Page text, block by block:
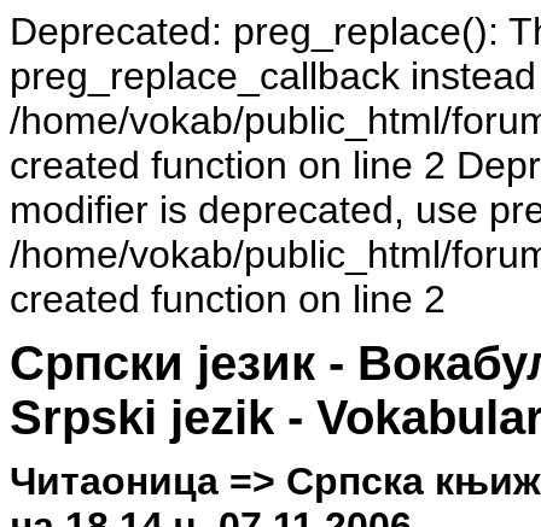
Deprecated: preg_replace():
preg_replace_callback
/home/vokab/public_html/
created function on line 2
modifier is deprecated, use
/home/vokab/public_html/
created function on line 2
Српски језик -
Srpski jezik -
Читаоница => Српска